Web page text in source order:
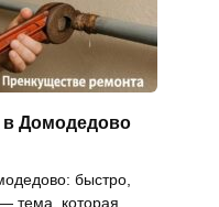
в Домодедово
быстро,
тема, которая